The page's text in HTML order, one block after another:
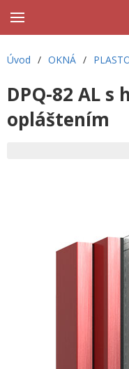
Úvod / OKNÁ /
DPQ-82 AL
opláštením